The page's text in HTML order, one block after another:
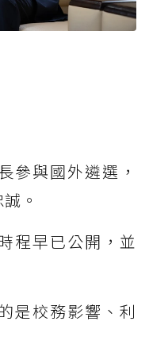
參與國外遴選，
。
程早已公開，並
是校務影響、利